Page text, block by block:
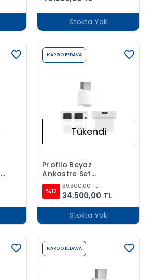
Stokta Yok
KARGO BEDAVA
Tükendi
Profilo Beyaz
Ankastre Set
DVK6J320 -
FRMA234B-
OE36K2P10D
%12
39.300,00 TL
34.500,00 TL
Stokta Yok
KARGO BEDAVA